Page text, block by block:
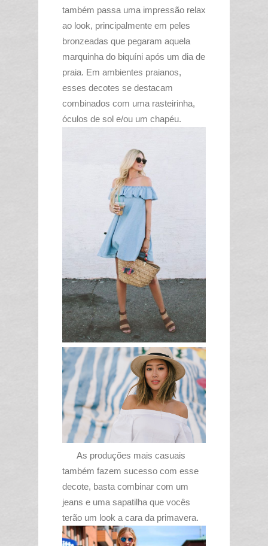
também passa uma impressão relax
ao look, principalmente em peles
bronzeadas que pegaram aquela
marquinha do biquíni após um dia de
praia. Em ambientes praianos,
esses decotes se destacam
combinados com uma rasteirinha,
óculos de sol e/ou um chapéu.
As produções mais casuais
também fazem sucesso com esse
decote, basta combinar com um
jeans e uma sapatilha que vocês
terão um look a cara da primavera.